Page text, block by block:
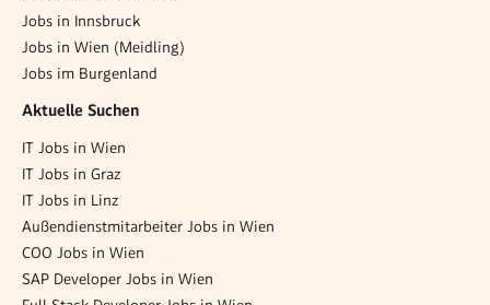
Jobs in Innsbruck
Jobs in Wien (Meidling)
Jobs im Burgenland
Aktuelle Suchen
IT Jobs in Wien
IT Jobs in Graz
IT Jobs in Linz
Außendienstmitarbeiter Jobs in Wien
COO Jobs in Wien
SAP Developer Jobs in Wien